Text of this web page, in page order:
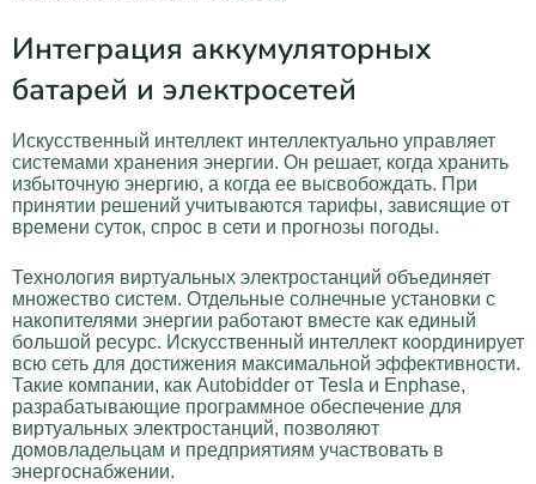
Интеграция аккумуляторных
батарей и электросетей
Искусственный интеллект интеллектуально управляет
системами хранения энергии. Он решает, когда хранить
избыточную энергию, а когда ее высвобождать. При
принятии решений учитываются тарифы, зависящие от
времени суток, спрос в сети и прогнозы погоды.
Технология виртуальных электростанций объединяет
множество систем. Отдельные солнечные установки с
накопителями энергии работают вместе как единый
большой ресурс. Искусственный интеллект координирует
всю сеть для достижения максимальной эффективности.
Такие компании, как Autobidder от Tesla и Enphase,
разрабатывающие программное обеспечение для
виртуальных электростанций, позволяют
домовладельцам и предприятиям участвовать в
энергоснабжении.